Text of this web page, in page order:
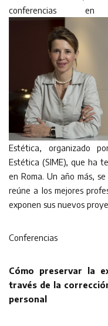
conferencias
Estética, organizado
Estética (SIME), que ha
en Roma. Un año más,
reúne a los mejores
exponen sus nuevos
Conferencias
Cómo preservar la
través de la
personal